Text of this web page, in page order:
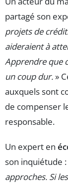
partagé son
projets de
aideraient à
Apprendre que
un coup dur.»
auxquels sont
de compenser
responsable.
Un expert en
son inquiétude :
approches. Si